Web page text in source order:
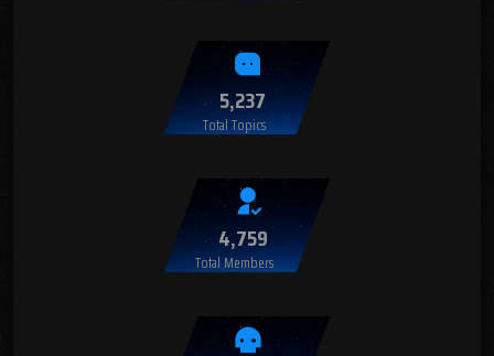
5,237
Total Topics
4,759
Total Members